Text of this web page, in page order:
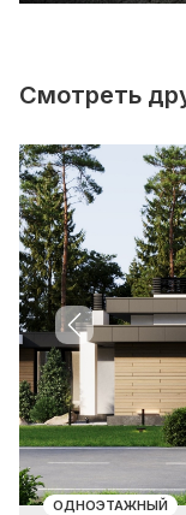
сроки
Смотреть
Previous
ОДНОЭТАЖНЫЙ